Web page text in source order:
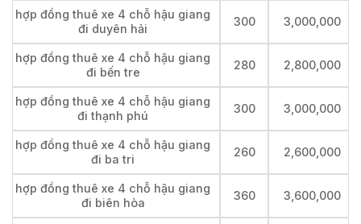
hợp đồng thuê xe 4 chỗ hậu giang
đi duyên hải
300 3,000,000
hợp đồng thuê xe 4 chỗ hậu giang
đi bến tre
280 2,800,000
hợp đồng thuê xe 4 chỗ hậu giang
đi thạnh phú
300 3,000,000
hợp đồng thuê xe 4 chỗ hậu giang
đi ba tri
260 2,600,000
hợp đồng thuê xe 4 chỗ hậu giang
đi biên hòa
360 3,600,000